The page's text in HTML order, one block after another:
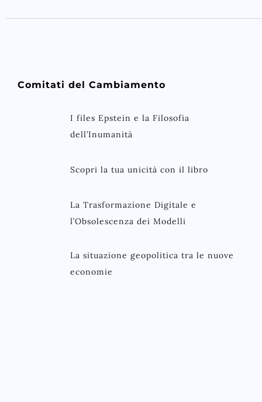
Comitati del Cambiamento
I files Epstein e la Filosofia
dell’Inumanità
Scopri la tua unicità con il libro
La Trasformazione Digitale e
l’Obsolescenza dei Modelli
La situazione geopolitica tra le nuove
economie